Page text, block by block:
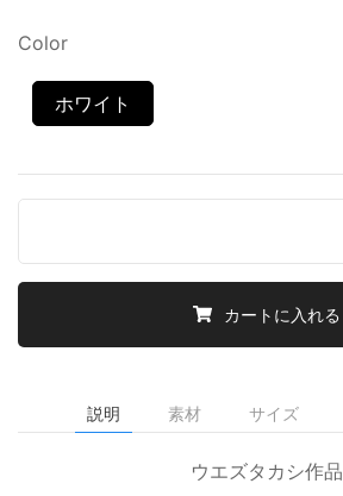
Color
ホワイト
カートに入れる
説明 素材 サイズ
ウエズタカシ作品